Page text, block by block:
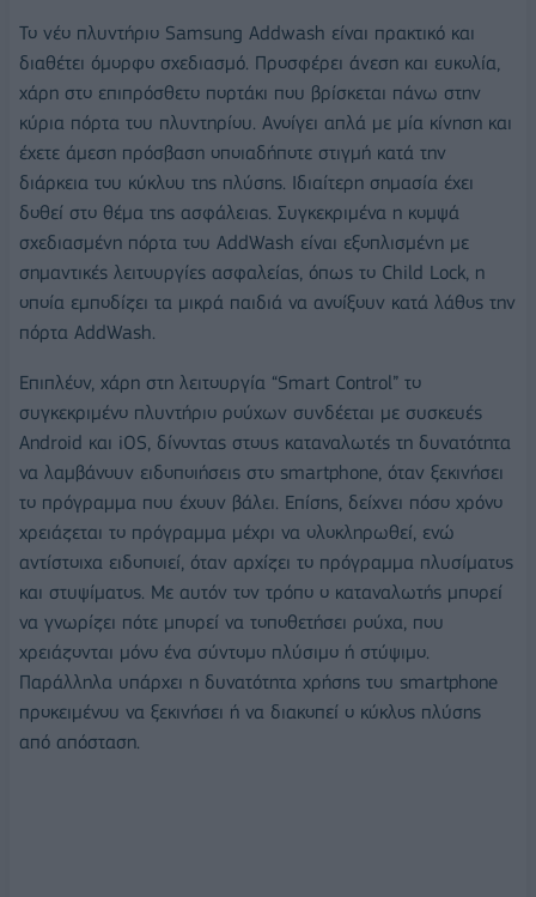
Το νέο πλυντήριο Samsung Addwash είναι πρακτικό και
διαθέτει όμορφο σχεδιασμό. Προσφέρει άνεση και ευκολία,
χάρη στο επιπρόσθετο πορτάκι που βρίσκεται πάνω στην
κύρια πόρτα του πλυντηρίου. Ανοίγει απλά με μία κίνηση και
έχετε άμεση πρόσβαση οποιαδήποτε στιγμή κατά την
διάρκεια του κύκλου της πλύσης. Ιδιαίτερη σημασία έχει
δοθεί στο θέμα της ασφάλειας. Συγκεκριμένα η κομψά
σχεδιασμένη πόρτα του AddWash είναι εξοπλισμένη με
σημαντικές λειτουργίες ασφαλείας, όπως το Child Lock, η
οποία εμποδίζει τα μικρά παιδιά να ανοίξουν κατά λάθος την
πόρτα AddWash.
Επιπλέον, χάρη στη λειτουργία “Smart Control” το
συγκεκριμένο πλυντήριο ρούχων συνδέεται με συσκευές
Android και iOS, δίνοντας στους καταναλωτές τη δυνατότητα
να λαμβάνουν ειδοποιήσεις στο smartphone, όταν ξεκινήσει
το πρόγραμμα που έχουν βάλει. Επίσης, δείχνει πόσο χρόνο
χρειάζεται το πρόγραμμα μέχρι να ολοκληρωθεί, ενώ
αντίστοιχα ειδοποιεί, όταν αρχίζει το πρόγραμμα πλυσίματος
και στυψίματος. Με αυτόν τον τρόπο ο καταναλωτής μπορεί
να γνωρίζει πότε μπορεί να τοποθετήσει ρούχα, που
χρειάζονται μόνο ένα σύντομο πλύσιμο ή στύψιμο.
Παράλληλα υπάρχει η δυνατότητα χρήσης του smartphone
προκειμένου να ξεκινήσει ή να διακοπεί ο κύκλος πλύσης
από απόσταση.